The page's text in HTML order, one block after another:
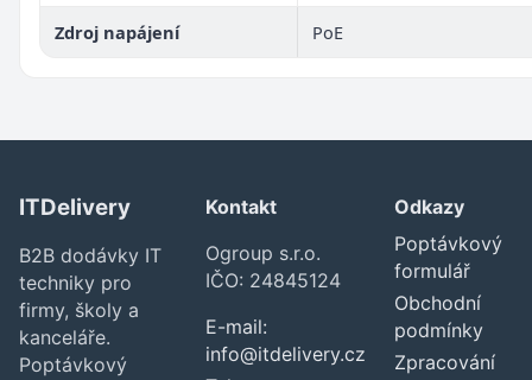
Zdroj napájení PoE
ITDelivery
B2B dodávky IT
techniky pro
firmy, školy a
kanceláře.
Poptávkový
Kontakt
Ogroup s.r.o.
IČO: 24845124
E-mail:
info@itdelivery.cz
Odkazy
Poptávkový
formulář
Obchodní
podmínky
Zpracování